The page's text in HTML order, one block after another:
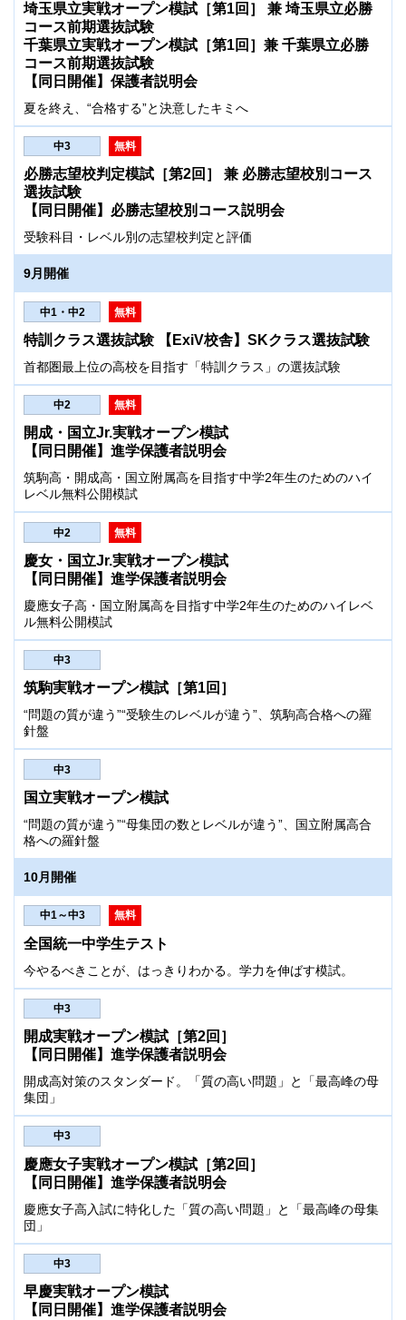
埼玉県立実戦オープン模試［第1回］ 兼 埼玉県立必勝
コース前期選抜試験
千葉県立実戦オープン模試［第1回］兼 千葉県立必勝
コース前期選抜試験
【同日開催】保護者説明会
夏を終え、“合格する”と決意したキミへ
中3 無料
必勝志望校判定模試［第2回］ 兼 必勝志望校別コース
選抜試験
【同日開催】必勝志望校別コース説明会
受験科目・レベル別の志望校判定と評価
9月開催
中1・中2 無料
特訓クラス選抜試験 【ExiV校舎】SKクラス選抜試験
首都圏最上位の高校を目指す「特訓クラス」の選抜試験
中2 無料
開成・国立Jr.実戦オープン模試
【同日開催】進学保護者説明会
筑駒高・開成高・国立附属高を目指す中学2年生のためのハイ
レベル無料公開模試
中2 無料
慶女・国立Jr.実戦オープン模試
【同日開催】進学保護者説明会
慶應女子高・国立附属高を目指す中学2年生のためのハイレベ
ル無料公開模試
中3
筑駒実戦オープン模試［第1回］
“問題の質が違う”“受験生のレベルが違う”、筑駒高合格への羅
針盤
中3
国立実戦オープン模試
“問題の質が違う”“母集団の数とレベルが違う”、国立附属高合
格への羅針盤
10月開催
中1～中3 無料
全国統一中学生テスト
今やるべきことが、はっきりわかる。学力を伸ばす模試。
中3
開成実戦オープン模試［第2回］
【同日開催】進学保護者説明会
開成高対策のスタンダード。「質の高い問題」と「最高峰の母
集団」
中3
慶應女子実戦オープン模試［第2回］
【同日開催】進学保護者説明会
慶應女子高入試に特化した「質の高い問題」と「最高峰の母集
団」
中3
早慶実戦オープン模試
【同日開催】進学保護者説明会